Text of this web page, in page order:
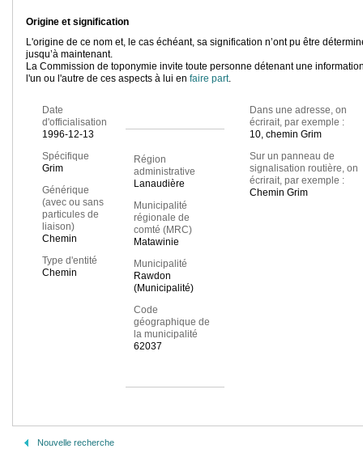
Origine et signification
L'origine de ce nom et, le cas échéant, sa signification n’ont pu être
jusqu’à maintenant.
La Commission de toponymie invite toute personne détenant une
l'un ou l'autre de ces aspects à lui en faire part.
Date
d'officialisation
1996-12-13
Spécifique
Grim
Générique
(avec ou sans
particules de
liaison)
Chemin
Type d'entité
Chemin
Région
administrative
Lanaudière
Municipalité
régionale de
comté (MRC)
Matawinie
Municipalité
Rawdon
(Municipalité)
Code
géographique de
la municipalité
62037
Dans une adresse, on
écrirait, par exemple :
10, chemin Grim
Sur un panneau de
signalisation routière, on
écrirait, par exemple :
Chemin Grim
Nouvelle recherche